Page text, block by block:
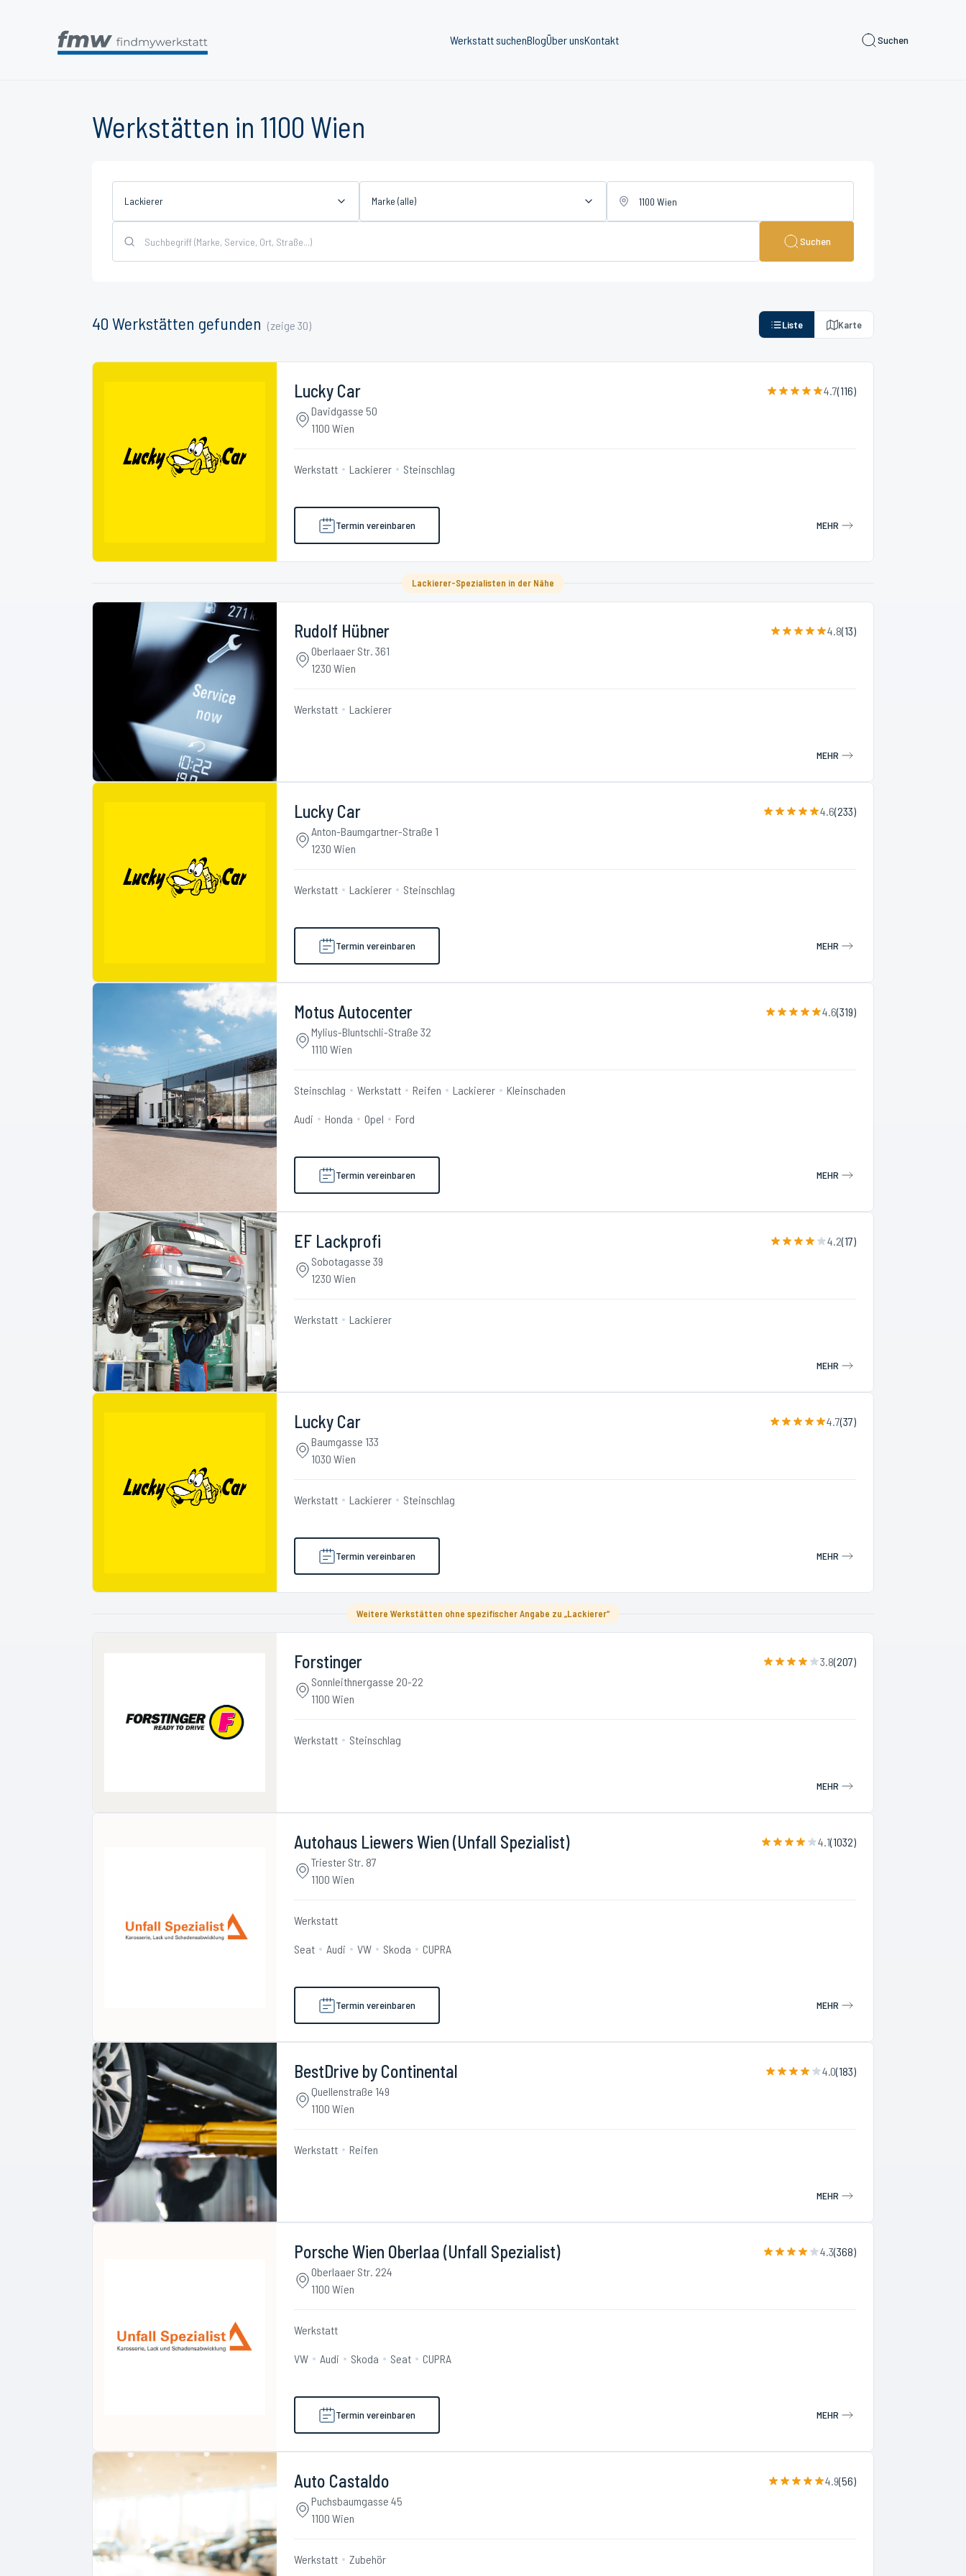
Werkstatt suchenBlogÜber unsKontakt Suchen
Werkstätten in 1100 Wien
Lackierer Marke (alle)
Suchen
40 Werkstätten gefunden (zeige 30) Liste Karte
Lucky Car 4.7(116)
Davidgasse 50
1100 Wien
Werkstatt Lackierer Steinschlag
Termin vereinbaren MEHR
Lackierer-Spezialisten in der Nähe
Rudolf Hübner 4.8(13)
Oberlaaer Str. 361
1230 Wien
Werkstatt Lackierer
MEHR
Lucky Car 4.6(233)
Anton-Baumgartner-Straße 1
1230 Wien
Werkstatt Lackierer Steinschlag
Termin vereinbaren MEHR
Motus Autocenter 4.6(319)
Mylius-Bluntschli-Straße 32
1110 Wien
Steinschlag Werkstatt Reifen Lackierer Kleinschaden
Audi Honda Opel Ford
Termin vereinbaren MEHR
EF Lackprofi 4.2(17)
Sobotagasse 39
1230 Wien
Werkstatt Lackierer
MEHR
Lucky Car 4.7(37)
Baumgasse 133
1030 Wien
Werkstatt Lackierer Steinschlag
Termin vereinbaren MEHR
Weitere Werkstätten ohne spezifischer Angabe zu „Lackierer“
Forstinger 3.8(207)
Sonnleithnergasse 20-22
1100 Wien
Werkstatt Steinschlag
MEHR
Autohaus Liewers Wien (Unfall Spezialist) 4.1(1032)
Triester Str. 87
1100 Wien
Werkstatt
Seat Audi VW Skoda CUPRA
Termin vereinbaren MEHR
BestDrive by Continental 4.0(183)
Quellenstraße 149
1100 Wien
Werkstatt Reifen
MEHR
Porsche Wien Oberlaa (Unfall Spezialist) 4.3(368)
Oberlaaer Str. 224
1100 Wien
Werkstatt
VW Audi Skoda Seat CUPRA
Termin vereinbaren MEHR
Auto Castaldo 4.9(56)
Puchsbaumgasse 45
1100 Wien
Werkstatt Zubehör